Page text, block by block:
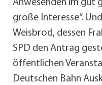
Anwesenden im gut
große Interesse“.
Weisbrod, dessen
SPD den Antrag
öffentlichen
Deutschen Bahn